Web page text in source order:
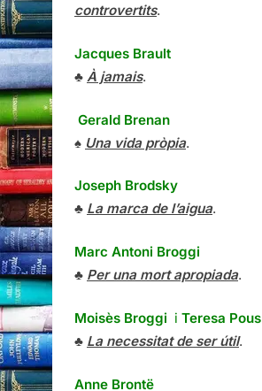
controvertits.
Jacques Brault
♣ À jamais.
Gerald Brenan
♠ Una vida pròpia.
Joseph Brodsky
♣ La marca de l’aigua.
Marc Antoni Broggi
♣ Per una mort apropiada.
Moisès Broggi i Teresa Pous
♣ La necessitat de ser útil.
Anne Brontë